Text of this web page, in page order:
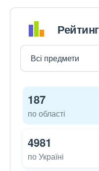
187
по області
4981
по Україні